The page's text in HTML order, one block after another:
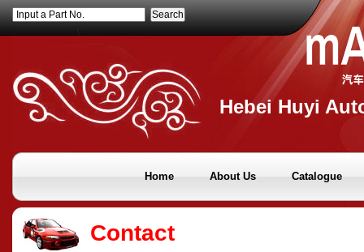
Input a Part No.
Hebei Huyi
Home About Us Catalogue
Contact